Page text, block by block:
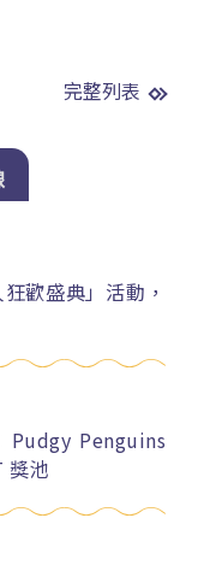
完整列表
歡盛典」活動，
Penguins
獎池